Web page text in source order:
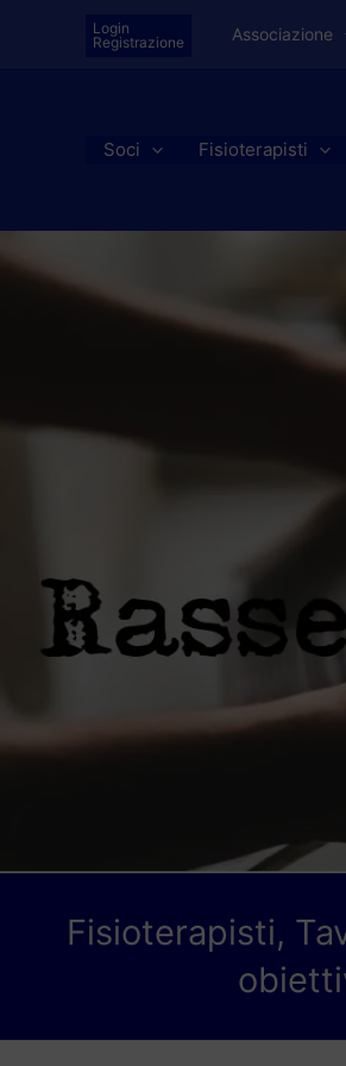
Login
Registrazione
Associazione
Soci Fisioterapisti
Fisioterapisti,